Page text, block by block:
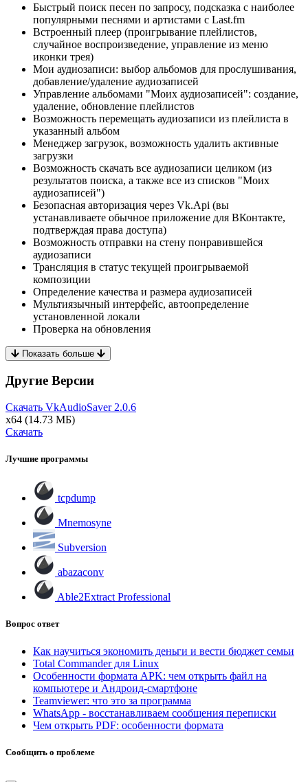
Быстрый поиск песен по запросу, подсказка с наиболее
популярными песнями и артистами с Last.fm
Встроенный плеер (проигрывание плейлистов,
случайное воспроизведение, управление из меню
иконки трея)
Мои аудиозаписи: выбор альбомов для прослушивания,
добавление/удаление аудиозаписей
Управление альбомами "Моих аудиозаписей": создание,
удаление, обновление плейлистов
Возможность перемещать аудиозаписи из плейлиста в
указанный альбом
Менеджер загрузок, возможность удалить активные
загрузки
Возможность скачать все аудиозаписи целиком (из
результатов поиска, а также все из списков "Моих
аудиозаписей")
Безопасная авторизация через Vk.Api (вы
устанавливаете обычное приложение для ВКонтакте,
подтверждая права доступа)
Возможность отправки на стену понравившейся
аудиозаписи
Трансляция в статус текущей проигрываемой
композиции
Определение качества и размера аудиозаписей
Мультиязычный интерфейс, автоопределение
установленной локали
Проверка на обновления
Показать больше
Другие Версии
Скачать VkAudioSaver 2.0.6
x64 (14.73 МБ)
Скачать
Лучшие программы
tcpdump
Mnemosyne
Subversion
abazaconv
Able2Extract Professional
Вопрос ответ
Как научиться экономить деньги и вести бюджет семьи
Total Commander для Linux
Особенности формата APK: чем открыть файл на
компьютере и Андроид-смартфоне
Teamviewer: что это за программа
WhatsApp - восстанавливаем сообщения переписки
Чем открыть PDF: особенности формата
Сообщить о проблеме